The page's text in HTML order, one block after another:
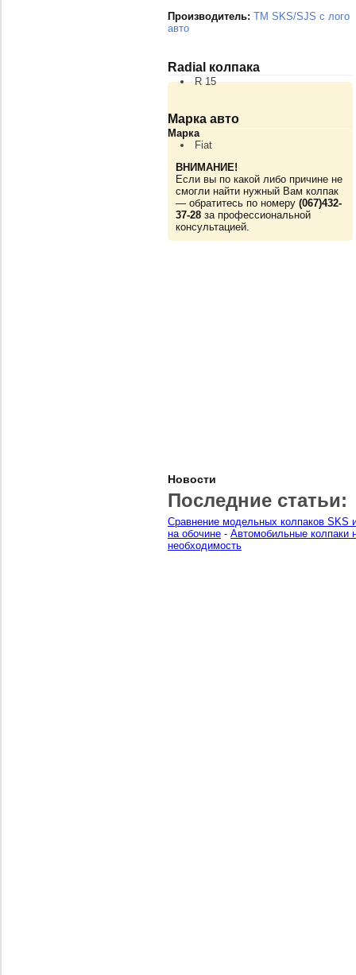
Производитель: TM SKS/SJS с лого
авто
Radial колпака
R 15
Марка авто
Марка
Fiat
ВНИМАНИЕ!
Если вы по какой либо причине не
смогли найти нужный Вам колпак
— обратитесь по номеру (067)432-
37-28 за профессиональной
консультацией.
Новости
Последние статьи:
Сравнение модельных колпаков SKS
на обочине - Автомобильные колпаки
необходимость